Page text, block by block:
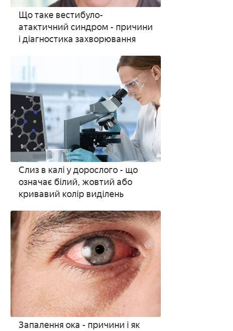
Що таке вестибуло-
атактичний синдром - причини
і діагностика захворювання
Слиз в калі у дорослого - що
означає білий, жовтий або
кривавий колір виділень
Запалення ока - причини і як